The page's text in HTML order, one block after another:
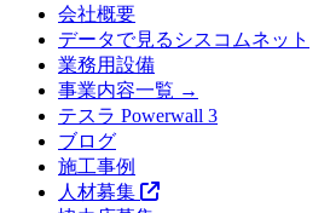
会社概要
データで見るシスコムネット
業務用設備
事業内容一覧 →
テスラ Powerwall 3
ブログ
施工事例
人材募集